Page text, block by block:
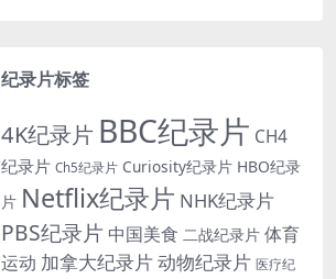
纪录片标签
4K纪录片 BBC纪录片 CH4
纪录片 Ch5纪录片 Curiosity纪录片 HBO纪录
片 Netflix纪录片 NHK纪录片
PBS纪录片 中国美食 二战纪录片 体育
运动 加拿大纪录片动物纪录片 医疗纪